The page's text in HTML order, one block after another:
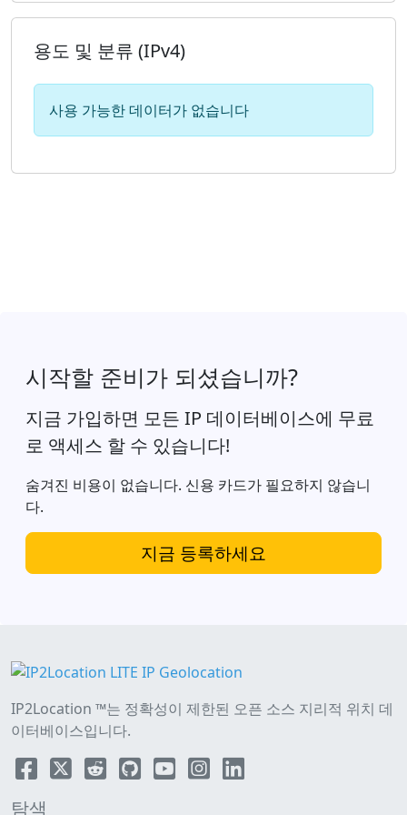
용도 및 분류 (IPv4)
사용 가능한 데이터가 없습니다
시작할 준비가 되셨습니까?
지금 가입하면 모든 IP 데이터베이스에 무료
로 액세스 할 수 있습니다!
숨겨진 비용이 없습니다. 신용 카드가 필요하지 않습니
다.
지금 등록하세요
IP2Location ™는 정확성이 제한된 오픈 소스 지리적 위치 데
이터베이스입니다.
탐색